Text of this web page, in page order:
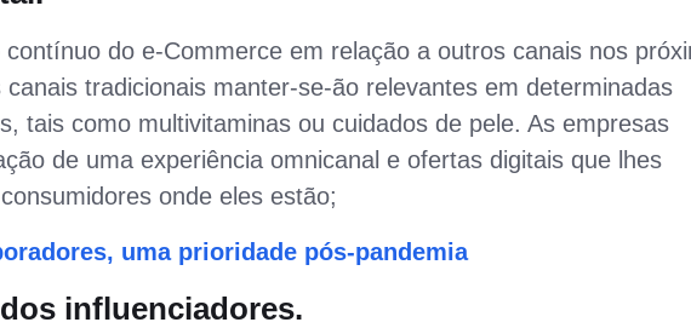
do e-Commerce em relação a outros canais nos
tradicionais manter-se-ão relevantes em determinadas
tais como multivitaminas ou cuidados de pele. As empresas
de uma experiência omnicanal e ofertas digitais que lhes
onde eles estão;
uma prioridade pós-pandemia
influenciadores.